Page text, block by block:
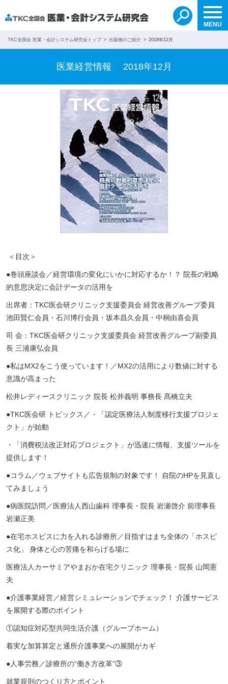
MENU
search
無料紹介を依頼する
TKC全国会 医業・会計システム研究会トップ 出版物のご紹介 2018年12月
医業経営情報 2018年12月
＜目次＞
●巻頭座談会／経営環境の変化にいかに対応するか！？ 院長の戦略
的意思決定に会計データの活用を
出席者： TKC医会研クリニック支援委員会 経営改善グループ委員
池田賢仁会員・石川博行会員・坂本昌久会員・中桐由喜会員
司 会： TKC医会研クリニック支援委員会 経営改善グループ副委員
長 三浦康弘会員
●私はMX2をこう使っています！／MX2の活用により数値に対する
意識が高まった
松井レディースクリニック 院長 松井義明 事務長 髙橋立夫
●TKC医会研 トピックス／・「認定医療法人制度移行支援プロジェ
クト」が始動
・「消費税法改正対応プロジェクト」が迅速に情報、支援ツールを
提供します！
●コラム／ウェブサイトも広告規制の対象です！ 自院のHPを見直し
てみましょう
●病医院訪問／医療法人西山歯科 理事長・院長 岩瀬啓介 前理事長
岩瀬正美
●在宅ホスピスに力を入れる診療所／目指すはまち全体の「ホスピ
ス化」 身体と心の苦痛を和らげる場に
医療法人カーサミアやまおか在宅クリニック 理事長・院長 山岡憲
夫
●介護事業経営／経営シミュレーションでチェック！
介護サービス
を展開する際のポイント
①認知症対応型共同生活介護（グループホーム）
着実な加算算定と通所介護事業への展開がカギ
●人事労務／診療所の“働き方改革”③
就業規則のつくり方とポイント